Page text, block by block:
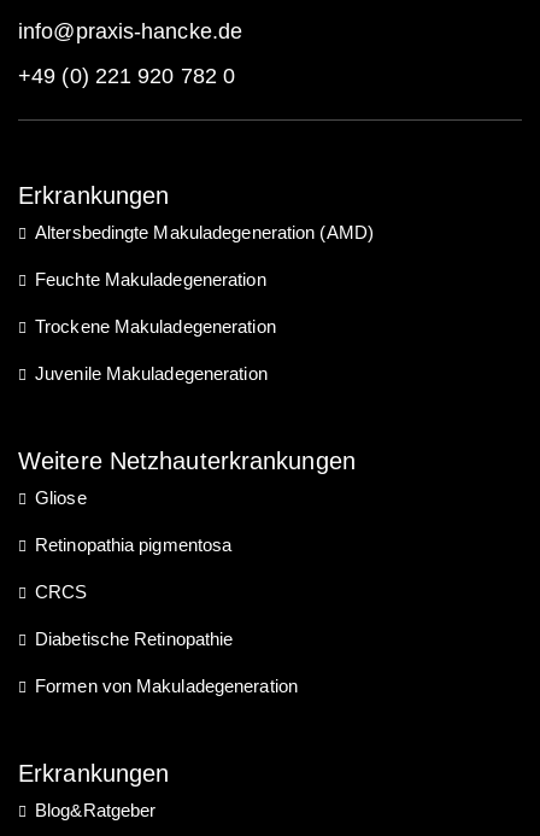
info@praxis-hancke.de
+49 (0) 221 920 782 0
Erkrankungen
Altersbedingte Makuladegeneration (AMD)
Feuchte Makuladegeneration
Trockene Makuladegeneration
Juvenile Makuladegeneration
Weitere Netzhauterkrankungen
Gliose
Retinopathia pigmentosa
CRCS
Diabetische Retinopathie
Formen von Makuladegeneration
Erkrankungen
Blog&Ratgeber